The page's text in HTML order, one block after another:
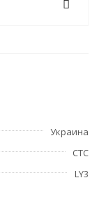
Украина
СТС
LY3